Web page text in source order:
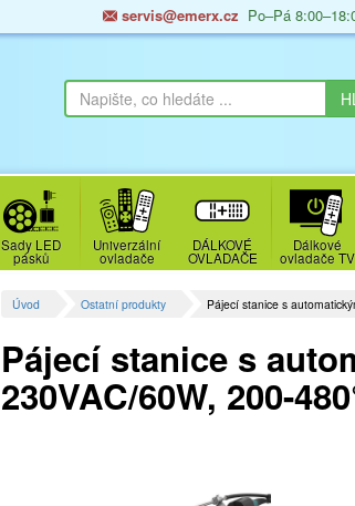
servis@emerx.cz Po–Pá
Sady LED
pásků
Univerzální
ovladače
DÁLKOVÉ
OVLADAČE
Dálkové
ovladače TV
Úvod Ostatní produkty Pájecí stanice s
Pájecí stanice s
230VAC/60W, 200-